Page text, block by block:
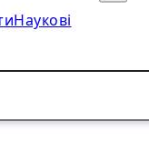
Наукові